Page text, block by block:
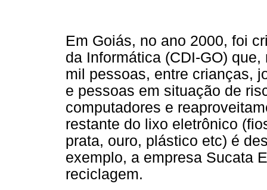
Em Goiás, no ano 2000, foi
da Informática (CDI-GO)
mil pessoas, entre crianças,
e pessoas em situação de
computadores e
restante do lixo eletrônico
prata, ouro, plástico etc) é
exemplo, a empresa Sucata
reciclagem.